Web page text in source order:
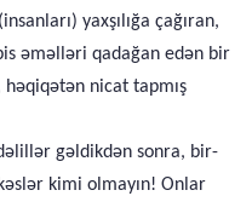
yaxşılığa çağıran,
əməlləri qadağan edən bir
nicat tapmış
gəldikdən sonra, bir-
kimi olmayın! Onlar